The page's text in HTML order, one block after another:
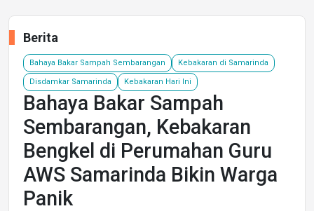
Berita
Bahaya Bakar Sampah Sembarangan Kebakaran di Samarinda
Disdamkar Samarinda Kebakaran Hari Ini
Bahaya Bakar Sampah
Sembarangan, Kebakaran
Bengkel di Perumahan Guru
AWS Samarinda Bikin Warga
Panik